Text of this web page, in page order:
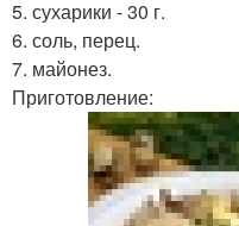
5. сухарики - 30 г.
6. соль, перец.
7. майонез.
Приготовление: